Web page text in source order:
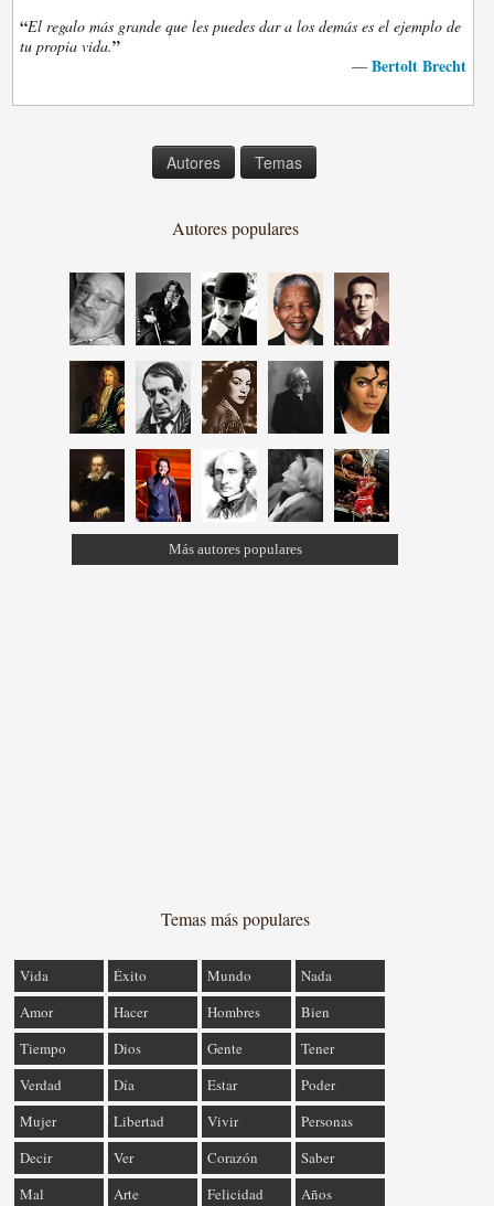
“El regalo más grande que les puedes dar a los demás es el ejemplo de
tu propia vida.”
— Bertolt Brecht
Autores Temas
Autores populares
Más autores populares
Temas más populares
Vida Éxito Mundo
Nada
Amor
Hacer Hombres
Bien
Tiempo
Dios Gente
Tener
Verdad
Día Estar
Poder
Mujer
Libertad Vivir
Personas
Decir
Ver Corazón
Saber
Mal
Arte Felicidad Años